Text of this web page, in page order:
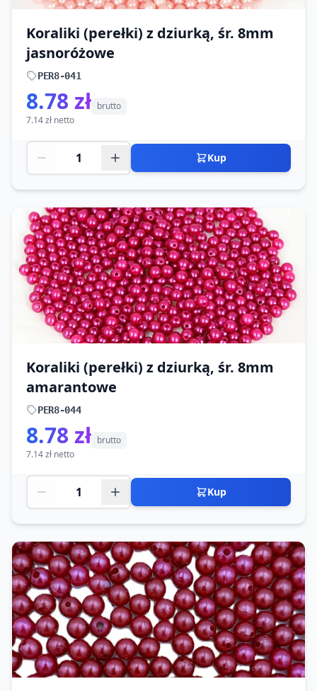
Koraliki (perełki) z dziurką, śr. 8mm
jasnoróżowe
PER8-041
8.78 zł brutto
7.14 zł netto
Kup
Koraliki (perełki) z dziurką, śr. 8mm
amarantowe
PER8-044
8.78 zł brutto
7.14 zł netto
Kup